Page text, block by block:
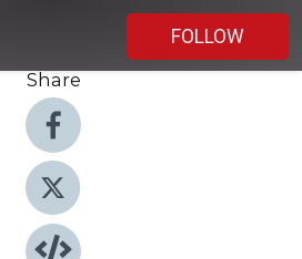
FOLLOW
Share